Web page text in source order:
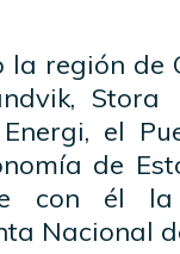
región de
Stora
el
de
con él
Nacional